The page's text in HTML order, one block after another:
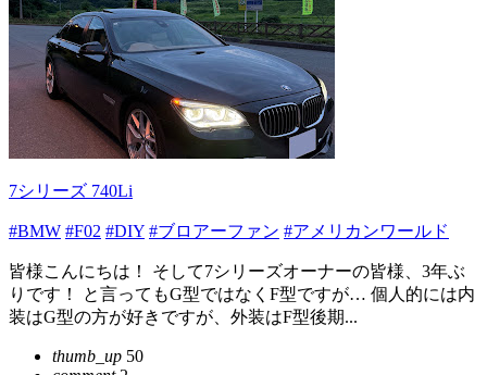
7シリーズ 740Li
#BMW #F02 #DIY #ブロアーファン #アメリカンワールド
皆様こんにちは！ そして7シリーズオーナーの皆様、3年ぶ
りです！ と言ってもG型ではなくF型ですが… 個人的には内
装はG型の方が好きですが、外装はF型後期...
thumb_up 50